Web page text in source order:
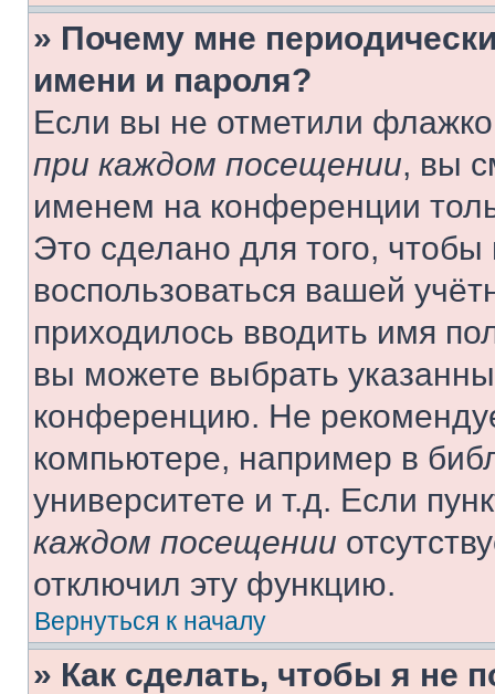
» Почему мне
имени и пароля?
Если вы не отметили
при каждом посещении, вы
именем на конференции
Это сделано для того, чтобы
воспользоваться вашей
приходилось вводить имя
вы можете выбрать
конференцию. Не
компьютере, например в
университете и т.д. Если
каждом посещении
отключил эту функцию.
Вернуться к началу
» Как сделать, чтобы я не